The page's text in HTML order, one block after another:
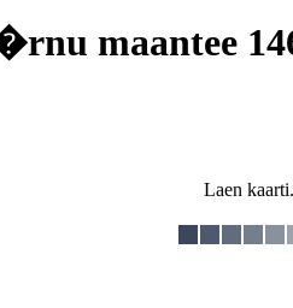
maantee
Laen